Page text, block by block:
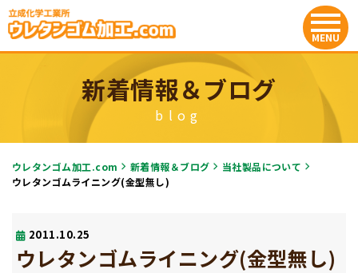
新着情報＆ブログ
blog
ウレタンゴム加工.com 新着情報＆ブログ
当社製品について
ウレタンゴムライニング(金型無し)
2011.10.25
ウレタンゴムライニング(金型無し)